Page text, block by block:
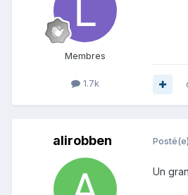
Membres
1.7k
alirobben Posté(e)
Un